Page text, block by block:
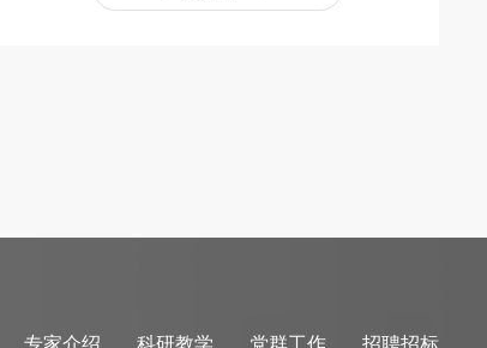
专家介绍 科研教学 党群工作 招聘招标